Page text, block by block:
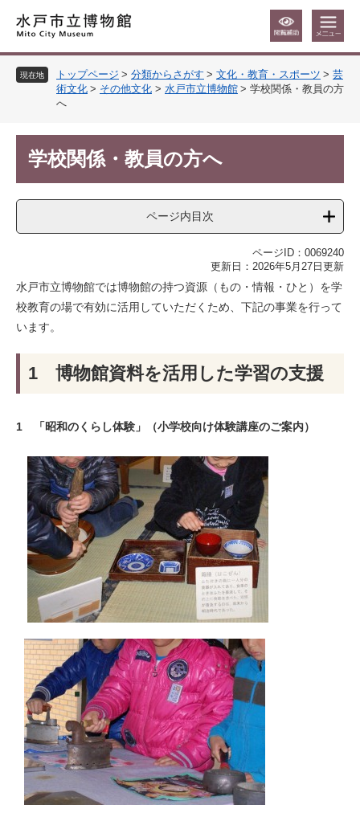
の
ー
現在地 トップページ > 分類からさがす > 文化・教育・スポーツ > 芸
術文化 > その他文化 > 水戸市立博物館 > 学校関係・教員の方
へ
学校関係・教員の方へ
ページ内目次
ページID：0069240
更新日：2026年5月27日更新
水戸市立博物館では博物館の持つ資源（もの・情報・ひと）を学
校教育の場で有効に活用していただくため、下記の事業を行って
います。
1 博物館資料を活用した学習の支援
1 「昭和のくらし体験」（小学校向け体験講座のご案内）